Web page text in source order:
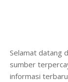
Selamat datang
sumber
informasi